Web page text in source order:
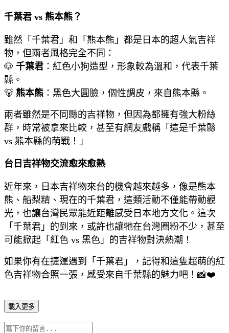
千葉君 vs 熊本熊？
雖然「千葉君」和「熊本熊」都是日本的超人氣吉祥
物，但兩者風格完全不同：
🐶 千葉君 ：紅色小狗造型，形象較為溫和，代表千葉
縣。
🐻 熊本熊 ：黑色大圓臉，個性調皮，來自熊本縣。
兩者雖然是不同縣的吉祥物，但因為都擁有強大粉絲
群，時常被拿來比較，甚至有網友戲稱「這是千葉縣
vs 熊本縣的萌戰！」
台日吉祥物交流愈來愈熱
近年來，日本吉祥物來台的機會越來越多，像是熊本
熊、船梨精、現在的千葉君，這類活動不僅能帶動觀
光，也讓台灣民眾能近距離感受日本地方文化。這次
「千葉君」的到來，或許也讓牠在台灣圈粉不少，甚至
可能掀起「紅色 vs 黑色」的吉祥物對決熱潮！
如果你有在捷運遇到「千葉君」，記得和這隻超萌的紅
色吉祥物合照一張，感受來自千葉縣的魅力吧！📸❤️
載入更多